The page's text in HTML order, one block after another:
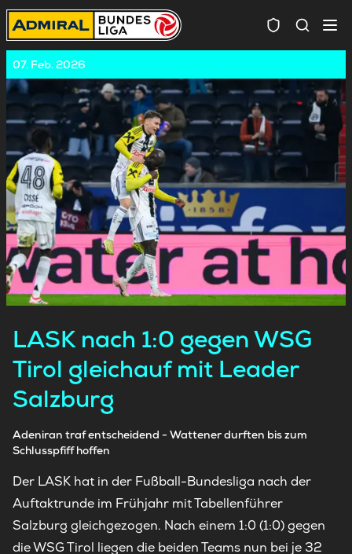
07. Feb. 2026
LASK nach 1:0 gegen WSG
Tirol gleichauf mit Leader
Salzburg
Adeniran traf entscheidend - Wattener durften bis zum
Schlusspfiff hoffen
Der LASK hat in der Fußball-Bundesliga nach der
Auftaktrunde im Frühjahr mit Tabellenführer
Salzburg gleichgezogen. Nach einem 1:0 (1:0) gegen
die WSG Tirol liegen die beiden Teams nun bei je 32